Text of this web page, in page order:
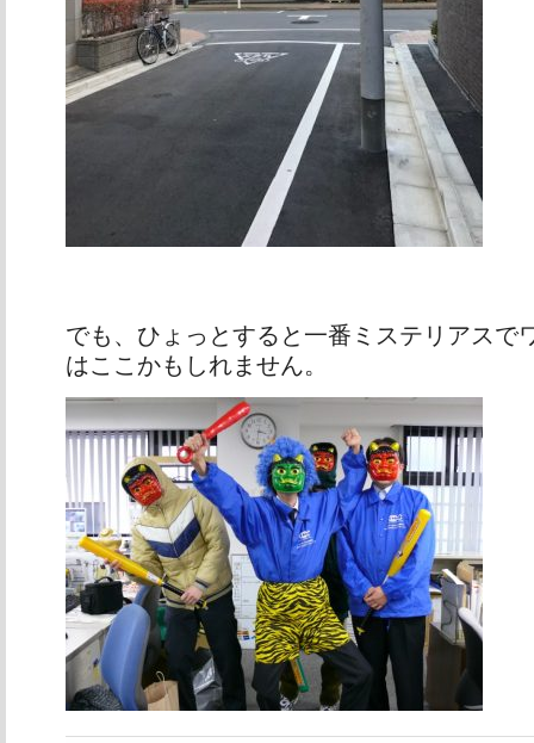
でも、ひょっとすると一番ミステリアスで
はここかもしれません。